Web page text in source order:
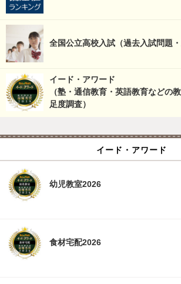
全国公立高校入試（過去入試問題・
イード・アワード
（塾・通信教育・英語教育などの
足度調査）
イード・アワード
幼児教室2026
食材宅配2026